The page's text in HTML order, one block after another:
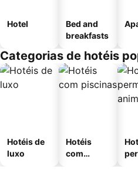
Hotel
Bed and
breakfasts
Categorias de hotéis
Hotéis de
luxo
Hotéis
com